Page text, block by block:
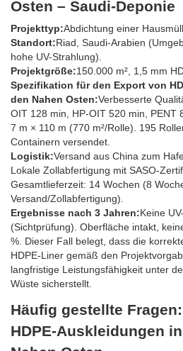
Osten – Saudi-Deponie
Projekttyp:Abdichtung einer
Standort:Riad, Saudi-Arabien
hohe UV-Strahlung).
Projektgröße:150.000 m², 1,5 mm
Spezifikation für den Export von
den Nahen Osten:Verbesserte
OIT 128 min, HP-OIT 520 min, PENT
7 m × 110 m (770 m²/Rolle). 195
Containern versendet.
Logistik:Versand aus China zum
Lokale Zollabfertigung mit SASO-
Gesamtlieferzeit: 14 Wochen (8
Versand/Zollabfertigung).
Ergebnisse nach 3 Jahren:Keine
(Sichtprüfung). Oberfläche intakt,
%. Dieser Fall belegt, dass die
HDPE-Liner gemäß den
langfristige Leistungsfähigkeit unter
Wüste sicherstellt.
Häufig gestellte
HDPE-Auskleidungen